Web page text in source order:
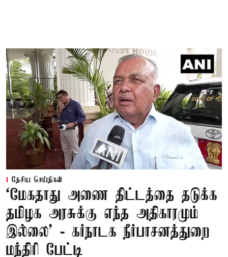
தேசிய செய்திகள்
‘மேகதாது அணை திட்டத்தை தடுக்க
தமிழக அரசுக்கு எந்த அதிகாரமும்
இல்லை’ - கர்நாடக நீர்பாசனத்துறை
மந்திரி பேட்டி